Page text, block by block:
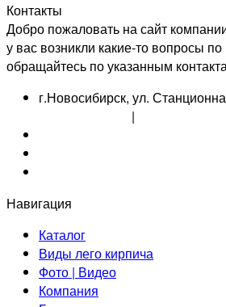
Контакты
Добро пожаловать на сайт
у вас возникли какие-то вопросы
обращайтесь по указанным
г.Новосибирск, ул.
|
Навигация
Каталог
Виды лего кирпича
Фото | Видео
Компания